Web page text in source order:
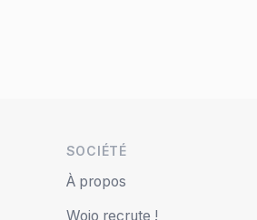
SOCIÉTÉ
À propos
Wojo recrute !